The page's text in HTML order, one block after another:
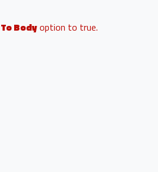
Bodyoption to true.